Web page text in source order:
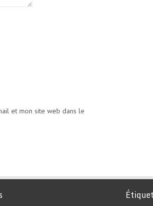
et mon site web dans le